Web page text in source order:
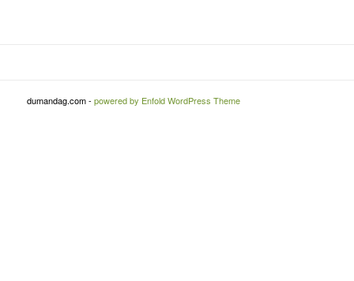
dumandag.com - powered by Enfold WordPress Theme